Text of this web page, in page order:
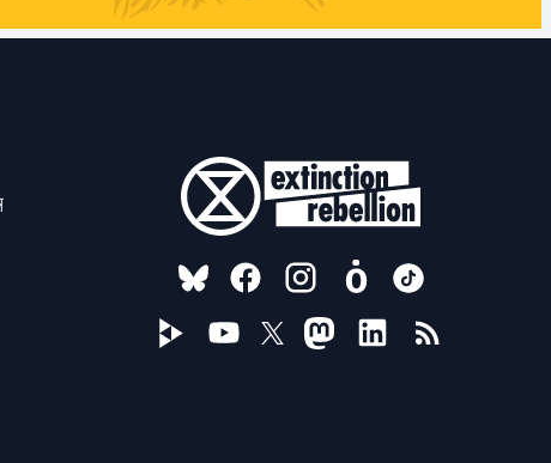
FOLLOW US ON